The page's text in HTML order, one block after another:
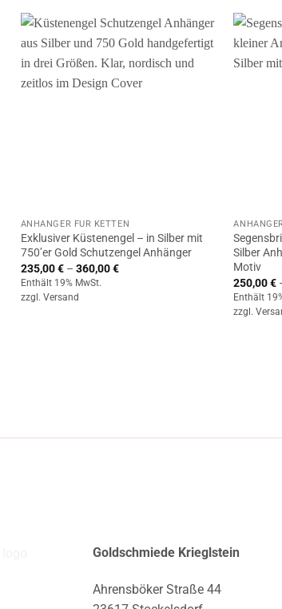
ANHÄNGER FÜR KETTEN
Exklusiver Küstenengel – in Silber mit
750’er Gold Schutzengel Anhänger
235,00€ – 360,00€Preisspanne:
Enthält 19% MwSt.
zzgl. Versand
Silber
Motiv
250,00€
Enthält
zzgl.
Goldschmiede Krieglstein
Ahrensböker Straße 44